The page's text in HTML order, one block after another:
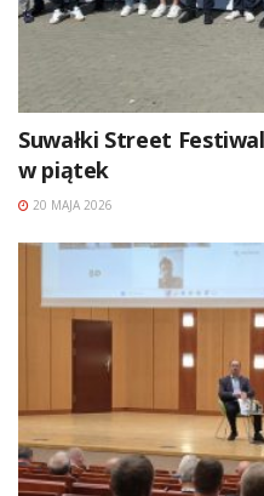
Suwałki Street
w piątek
20 MAJA 2026